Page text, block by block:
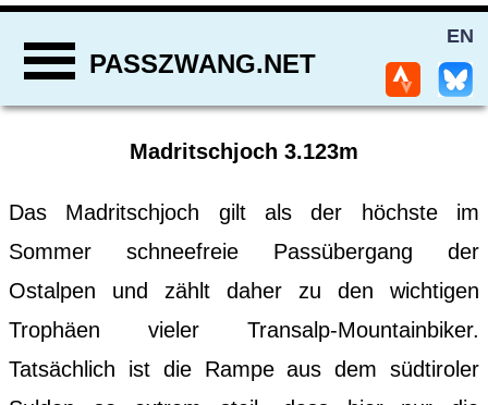
EN
PASSZWANG.NET
Madritschjoch 3.123m
Das Madritschjoch gilt als der höchste im
Sommer schneefreie Passübergang der
Ostalpen und zählt daher zu den wichtigen
Trophäen vieler Transalp-Mountainbiker.
Tatsächlich ist die Rampe aus dem südtiroler